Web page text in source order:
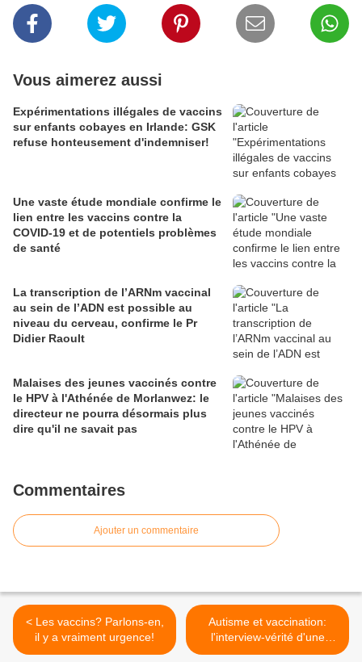
Vous aimerez aussi
Expérimentations illégales de vaccins
sur enfants cobayes en Irlande: GSK
refuse honteusement d'indemniser!
Une vaste étude mondiale confirme le
lien entre les vaccins contre la
COVID-19 et de potentiels problèmes
de santé
La transcription de l’ARNm vaccinal
au sein de l’ADN est possible au
niveau du cerveau, confirme le Pr
Didier Raoult
Malaises des jeunes vaccinés contre
le HPV à l'Athénée de Morlanwez: le
directeur ne pourra désormais plus
dire qu'il ne savait pas
Commentaires
Ajouter un commentaire
< Les vaccins? Parlons-en,
il y a vraiment urgence!
Autisme et vaccination:
l'interview-vérité d'une
maman courage >